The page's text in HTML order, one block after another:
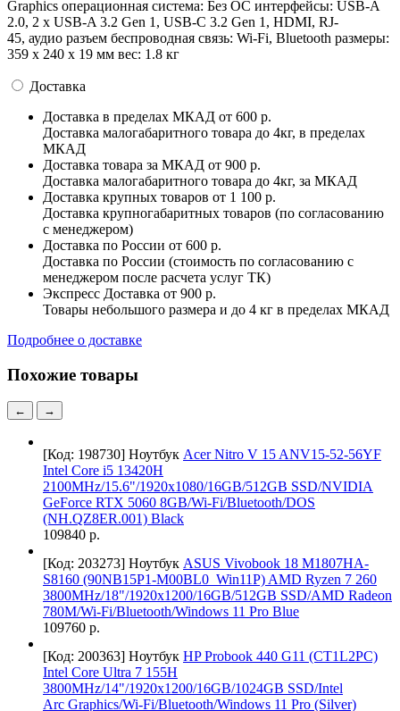
Graphics операционная система: Без ОС интерфейсы: USB-A
2.0, 2 x USB-A 3.2 Gen 1, USB-C 3.2 Gen 1, HDMI, RJ-
45, аудио разъем беспроводная связь: Wi-Fi, Bluetooth pазмеры:
359 x 240 x 19 мм вес: 1.8 кг
Доставка
Доставка в пределах МКАД от 600 р.
Доставка малогабаритного товара до 4кг, в пределах
МКАД
Доставка товара за МКАД от 900 р.
Доставка малогабаритного товара до 4кг, за МКАД
Доставка крупных товаров от 1 100 р.
Доставка крупногабаритных товаров (по согласованию
с менеджером)
Доставка по России от 600 р.
Доставка по России (стоимость по согласованию с
менеджером после расчета услуг ТК)
Экспресс Доставка от 900 р.
Товары небольшого размера и до 4 кг в пределах МКАД
Подробнее о доставке
Похожие товары
← →
[Код: 198730] Ноутбук Acer Nitro V 15 ANV15-52-56YF
Intel Core i5 13420H
2100MHz/15.6"/1920x1080/16GB/512GB SSD/NVIDIA
GeForce RTX 5060 8GB/Wi-Fi/Bluetooth/DOS
(NH.QZ8ER.001) Black
109840 р.
[Код: 203273] Ноутбук ASUS Vivobook 18 M1807HA-
S8160 (90NB15P1-M00BL0_Win11P) AMD Ryzen 7 260
3800MHz/18"/1920x1200/16GB/512GB SSD/AMD Radeon
780M/Wi-Fi/Bluetooth/Windows 11 Pro Blue
109760 р.
[Код: 200363] Ноутбук HP Probook 440 G11 (CT1L2PC)
Intel Core Ultra 7 155H
3800MHz/14"/1920x1200/16GB/1024GB SSD/Intel
Arc Graphics/Wi-Fi/Bluetooth/Windows 11 Pro (Silver)